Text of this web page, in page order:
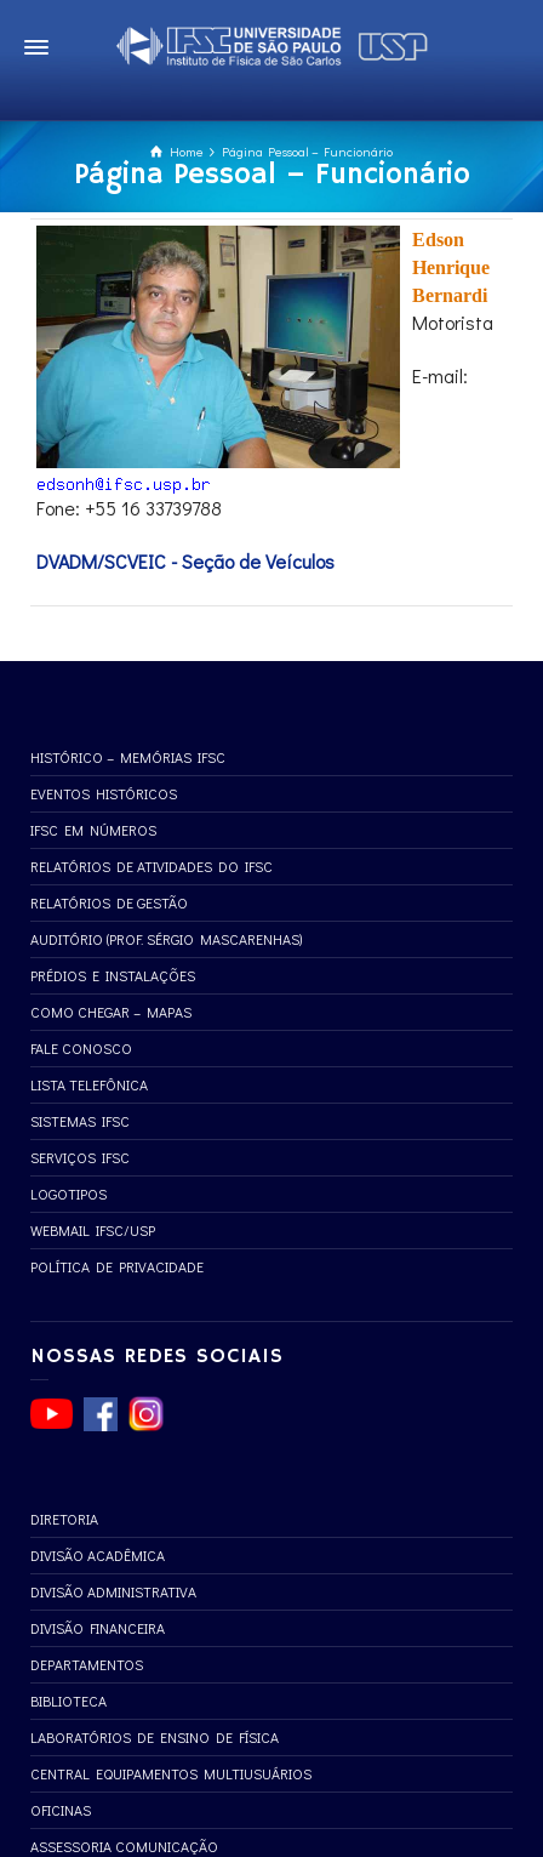
Home Página Pessoal – Funcionário
Página Pessoal – Funcionário
Edson
Henrique
Bernardi
Motorista
E-mail:
Fone: +55 16 33739788
DVADM/SCVEIC - Seção de Veículos
HISTÓRICO – MEMÓRIAS IFSC
EVENTOS HISTÓRICOS
IFSC EM NÚMEROS
RELATÓRIOS DE ATIVIDADES DO IFSC
RELATÓRIOS DE GESTÃO
AUDITÓRIO (PROF. SÉRGIO MASCARENHAS)
PRÉDIOS E INSTALAÇÕES
COMO CHEGAR – MAPAS
FALE CONOSCO
LISTA TELEFÔNICA
SISTEMAS IFSC
SERVIÇOS IFSC
LOGOTIPOS
WEBMAIL IFSC/USP
POLÍTICA DE PRIVACIDADE
NOSSAS REDES SOCIAIS
DIRETORIA
DIVISÃO ACADÊMICA
DIVISÃO ADMINISTRATIVA
DIVISÃO FINANCEIRA
DEPARTAMENTOS
BIBLIOTECA
LABORATÓRIOS DE ENSINO DE FÍSICA
CENTRAL EQUIPAMENTOS MULTIUSUÁRIOS
OFICINAS
ASSESSORIA COMUNICAÇÃO